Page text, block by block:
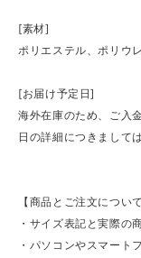
[素材]
ポリエステル、ポリウ
[お届け予定日]
海外在庫のため、ご入
日の詳細につきまして
【商品とご注文につい
・サイズ表記と実際の
・パソコンやスマート